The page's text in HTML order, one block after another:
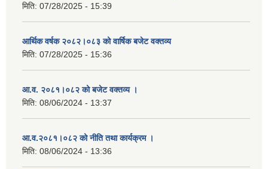
मिति: 07/28/2025 - 15:39
आर्थिक वर्षक २०८२।०८३ को वार्षिक बजेट वक्तव्य
मिति: 07/28/2025 - 15:36
आ.व. २०८१।०८२ को बजेट वक्तव्य ।
मिति: 08/06/2024 - 13:37
आ.व.२०८१।०८२ को नीति तथा कार्यक्रम ।
मिति: 08/06/2024 - 13:36